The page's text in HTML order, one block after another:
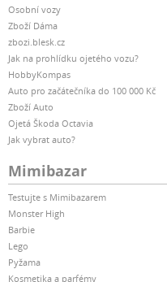
Osobní vozy
Zboží Dáma
zbozi.blesk.cz
Jak na prohlídku ojetého vozu?
HobbyKompas
Auto pro začátečníka do 100 000 Kč
Zboží Auto
Ojetá Škoda Octavia
Jak vybrat auto?
Mimibazar
Testujte s Mimibazarem
Monster High
Barbie
Lego
Pyžama
Kosmetika a parfémy